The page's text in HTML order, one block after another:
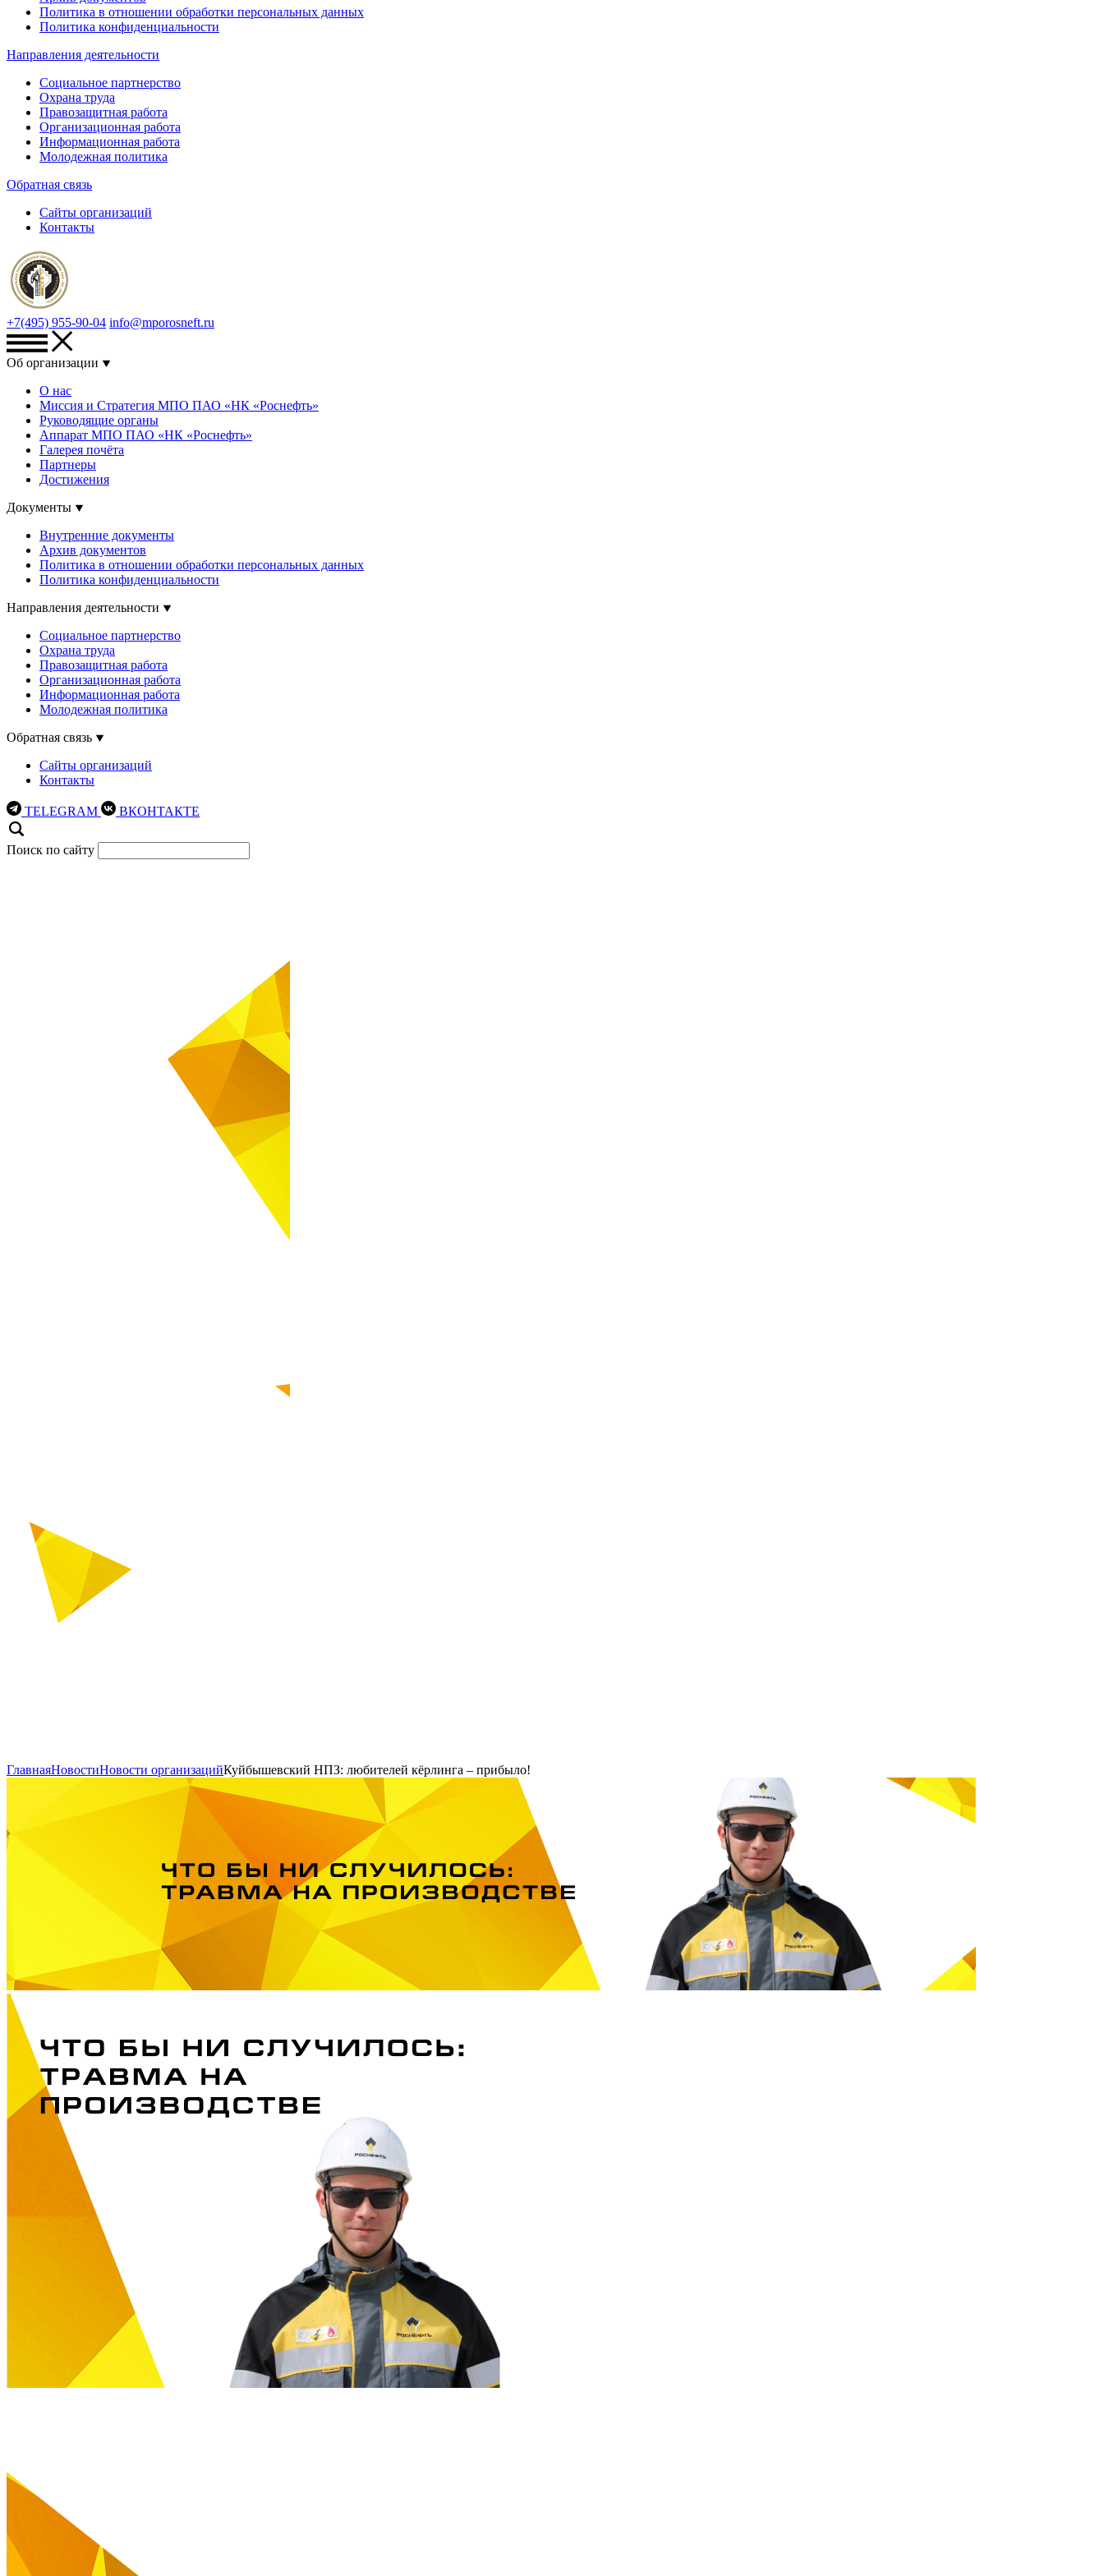
Политика в отношении обработки персональных данных
Политика конфиденциальности
Направления деятельности
Социальное партнерство
Охрана труда
Правозащитная работа
Организационная работа
Информационная работа
Молодежная политика
Обратная связь
Сайты организаций
Контакты
+7(495) 955-90-04 info@mporosneft.ru
Об организации
О нас
Миссия и Стратегия МПО ПАО «НК «Роснефть»
Руководящие органы
Аппарат МПО ПАО «НК «Роснефть»
Галерея почёта
Партнеры
Достижения
Документы
Внутренние документы
Архив документов
Политика в отношении обработки персональных данных
Политика конфиденциальности
Направления деятельности
Социальное партнерство
Охрана труда
Правозащитная работа
Организационная работа
Информационная работа
Молодежная политика
Обратная связь
Сайты организаций
Контакты
TELEGRAM ВКОНТАКТЕ
Поиск по сайту
ГлавнаяНовостиНовости организацийКуйбышевский НПЗ: любителей кёрлинга – прибыло!